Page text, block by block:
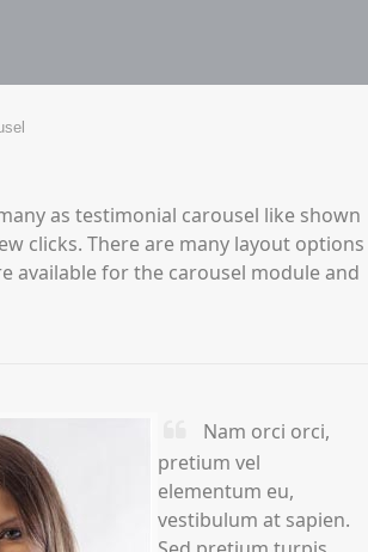
as testimonial carousel like shown
clicks. There are many layout options
available for the carousel module and
Nam orci orci,
pretium vel
elementum eu,
vestibulum at sapien.